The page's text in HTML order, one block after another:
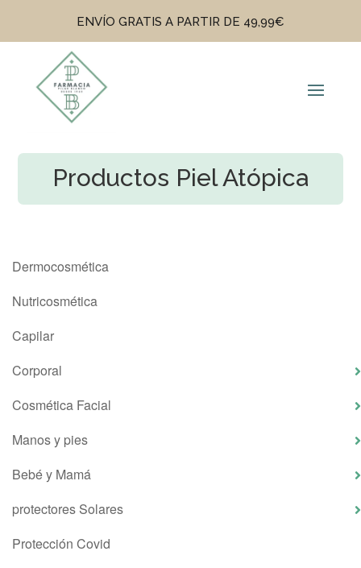
ENVÍO GRATIS A PARTIR DE 49,99€
Productos Piel Atópica
Dermocosmética
Nutricosmética
Capilar
Corporal
Cosmética Facial
Manos y pies
Bebé y Mamá
protectores Solares
Protección Covid